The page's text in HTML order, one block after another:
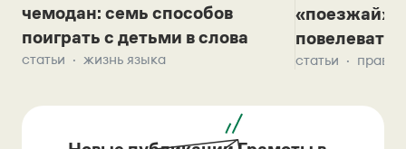
чемодан: семь способов
поиграть с детьми в слова
статьи жизнь языка
«поезжай»?
повелевать
статьи